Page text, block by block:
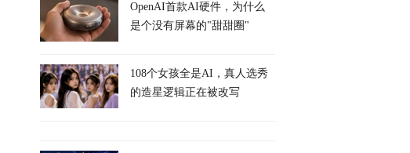
OpenAI首款AI硬件，为什么
是个没有屏幕的"甜甜圈"
108个女孩全是AI，真人选秀
的造星逻辑正在被改写